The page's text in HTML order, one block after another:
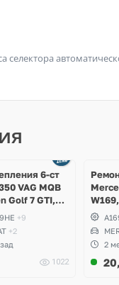
6-ст
VAG MQB
Golf 7 GTI,
B8,
A7 RS,
Seat
Audi A3, TT
+9
+2
1022
2